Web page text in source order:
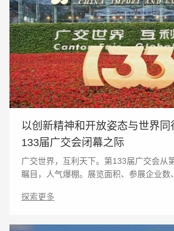
以创新精神和开放姿态与世界
133届广交会闭幕之际
广交世界，互利天下。第133届广交会从
瞩目，人气爆棚。展览面积、参展企业数
次。参加采访的中外记者人数更是突破千
探索更多